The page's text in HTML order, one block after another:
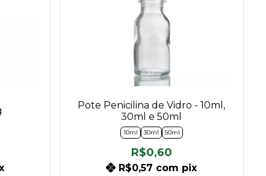
Pote Penicilina de Vidro - 10ml,
30ml e 50ml
10ml 30ml 50ml
R$0,60
R$0,57 com pix